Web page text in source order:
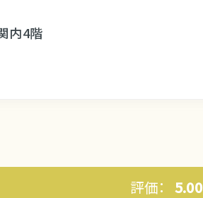
内4階
評価： 5.00